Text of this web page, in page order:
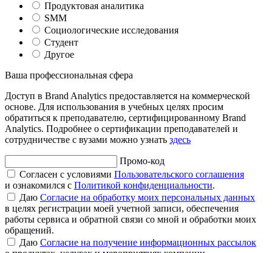
Продуктовая аналитика
SMM
Социологические исследования
Студент
Другое
Ваша профессиональная сфера
Доступ в Brand Analytics предоставляется на коммерческой
основе. Для использования в учебных целях просим
обратиться к преподавателю, сертифицированному Brand
Analytics. Подробнее о сертификации преподавателей и
сотрудничестве с вузами можно узнать здесь
Промо-код
Согласен с условиями Пользовательского соглашения
и ознакомился с Политикой конфиденциальности.
Даю Согласие на обработку моих персональных данных
в целях регистрации моей учетной записи, обеспечения
работы сервиса и обратной связи со мной и обработки моих
обращений.
Даю Согласие на получение информационных рассылок